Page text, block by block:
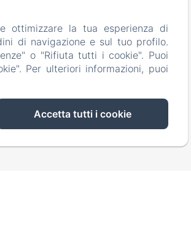
Contatti
ottimizzare la tua esperienza di
di navigazione e sul tuo profilo.
o "Rifiuta tutti i cookie". Puoi
Per ulteriori informazioni, puoi
Accetta tutti i cookie